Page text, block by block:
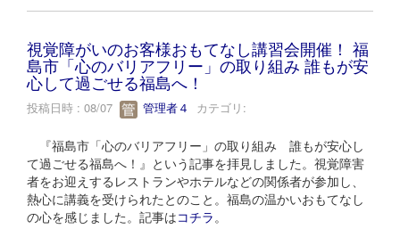
視覚障がいのお客様おもてなし講習会開催！ 福
島市「心のバリアフリー」の取り組み 誰もが安
心して過ごせる福島へ！
投稿日時 : 08/07 管理者４ カテゴリ:
『福島市「心のバリアフリー」の取り組み 誰もが安心し
て過ごせる福島へ！』という記事を拝見しました。視覚障害
者をお迎えするレストランやホテルなどの関係者が参加し、
熱心に講義を受けられたとのこと。福島の温かいおもてなし
の心を感じました。記事はコチラ 。